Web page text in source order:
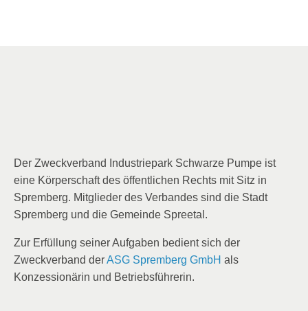
Der Zweckverband Industriepark Schwarze Pumpe ist
eine Körperschaft des öffentlichen Rechts mit Sitz in
Spremberg. Mitglieder des Verbandes sind die Stadt
Spremberg und die Gemeinde Spreetal.
Zur Erfüllung seiner Aufgaben bedient sich der
Zweckverband derASG Spremberg GmbH als
Konzessionärin und Betriebsführerin.